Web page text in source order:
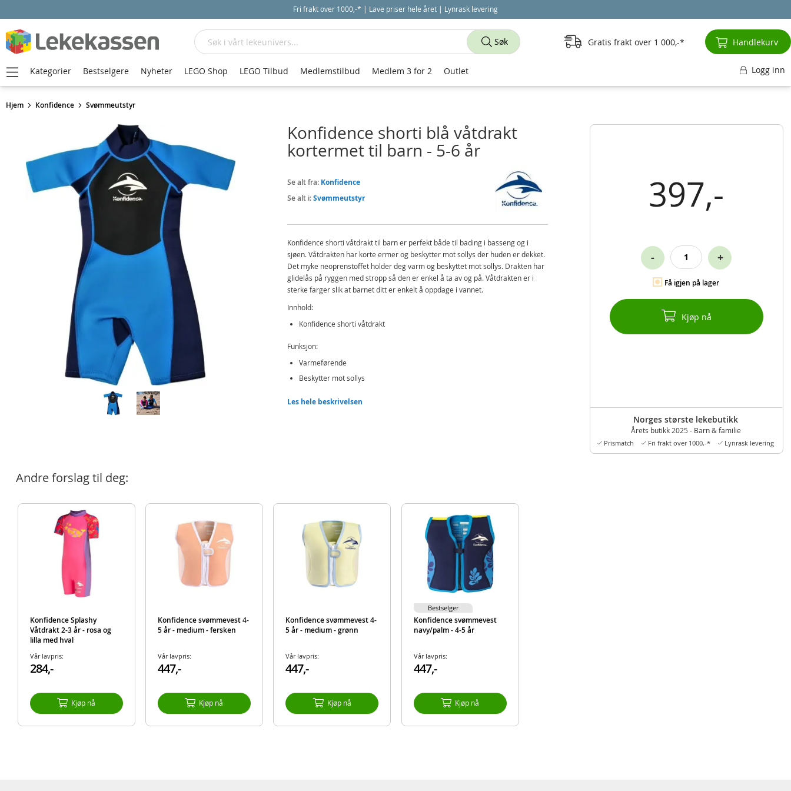
Fri frakt over 1000,-* | Lave priser hele året | Lynrask levering
Hjem Konfidence Svømmeutstyr
397,-
Få igjen på lager
- +
Kjøp nå
Norges største lekebutikk
Årets butikk 2025 - Barn & familie
Prismatch Fri frakt over 1000,-* Lynrask levering
Konfidence shorti blå våtdrakt
kortermet til barn - 5-6 år
Se alt fra: Konfidence
Se alt i:Svømmeutstyr
Konfidence shorti våtdrakt til barn er perfekt både til bading i basseng og i
sjøen. Våtdrakten har korte ermer og beskytter mot sollys der huden er dekket.
Det myke neoprenstoffet holder deg varm og beskyttet mot sollys. Drakten har
glidelås på ryggen med stropp så den er enkel å ta av og på. Våtdrakten er i
sterke farger slik at barnet ditt er enkelt å oppdage i vannet.
Innhold:
Konfidence shorti våtdrakt
Funksjon:
Varmeførende
Beskytter mot sollys
Detaljer:
Les hele beskrivelsen
Andre forslag til deg:
Konfidence Splashy
Våtdrakt 2-3 år - rosa og
lilla med hval
Vår lavpris:
284,-
Kjøp nå
Konfidence svømmevest 4-
5 år - medium - fersken
Vår lavpris:
447,-
Kjøp nå
Konfidence svømmevest 4-
5 år - medium - grønn
Vår lavpris:
447,-
Kjøp nå
Konfidence svømmevest
navy/palm - 4-5 år
Vår lavpris:
447,-
Kjøp nå
Bestselger
Søk
Søk Gratis frakt over 1 000,- Handlekurv
Kategorier Bestselgere Nyheter LEGO Shop LEGO Tilbud Medlemstilbud Medlem 3 for 2 Outlet Logg inn